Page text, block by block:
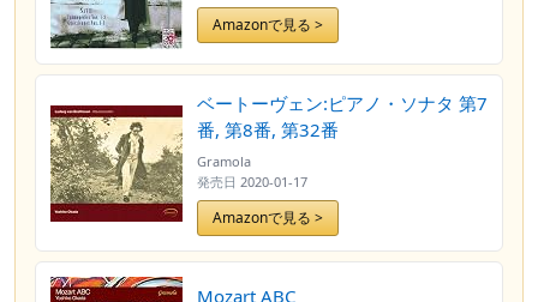
Amazonで見る >
ベートーヴェン:ピアノ・ソナタ 第7
番, 第8番, 第32番
Gramola
発売日 2020-01-17
Amazonで見る >
Mozart ABC